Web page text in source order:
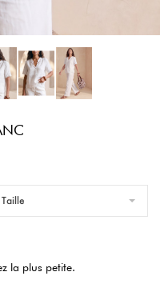
Taille
la plus petite.